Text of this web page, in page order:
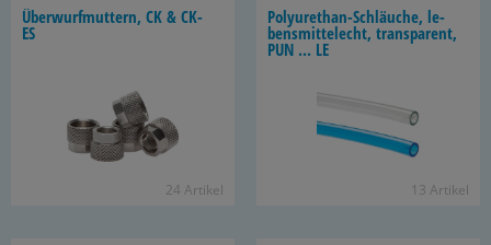
Über­wurf­mut­tern, CK & CK-
ES
24 Ar­ti­kel
Polyurethan-​Schläuche, le­
bens­mit­tel­echt, trans­pa­rent,
PUN ... LE
13 Ar­ti­kel